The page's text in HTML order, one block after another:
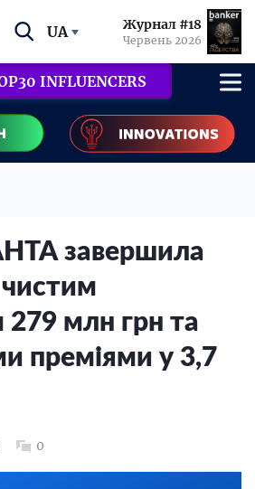
UA Журнал #18
Червень 2026
INFLUENCERS
завершила
чистим
279 млн грн та
преміями у 3,7
0